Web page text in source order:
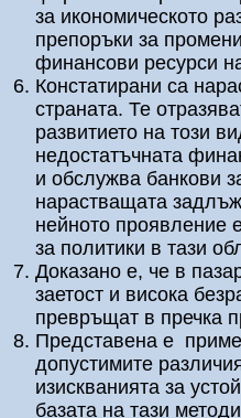
за икономическото
препоръки за
финансови ресурси
Констатирани са
страната. Те
развитието на този
недостатъчната
и обслужва банкови
нарастващата
нейното проявление
за политики в тази
Доказано е, че в
заетост и висока
превръщат в пречка
Представена е
допустимите
изискванията за
базата на тази